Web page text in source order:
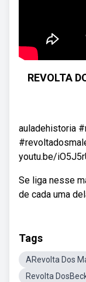
REVOLTA
auladehistoria
youtu.be/
Se liga nesse
de cada uma
Tags
ARevolta Dos
Revolta